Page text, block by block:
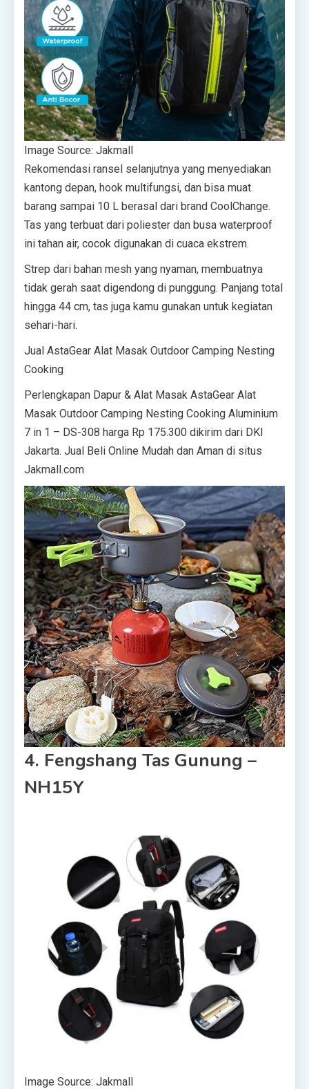
Image Source: Jakmall
Rekomendasi ransel selanjutnya yang menyediakan
kantong depan, hook multifungsi, dan bisa muat
barang sampai 10 L berasal dari brand CoolChange.
Tas yang terbuat dari poliester dan busa waterproof
ini tahan air, cocok digunakan di cuaca ekstrem.
Strep dari bahan mesh yang nyaman, membuatnya
tidak gerah saat digendong di punggung. Panjang total
hingga 44 cm, tas juga kamu gunakan untuk kegiatan
sehari-hari.
Jual AstaGear Alat Masak Outdoor Camping Nesting
Cooking
Perlengkapan Dapur & Alat Masak AstaGear Alat
Masak Outdoor Camping Nesting Cooking Aluminium
7 in 1 – DS-308 harga Rp 175.300 dikirim dari DKI
Jakarta. Jual Beli Online Mudah dan Aman di situs
Jakmall.com
4. Fengshang Tas Gunung –
NH15Y
Image Source: Jakmall